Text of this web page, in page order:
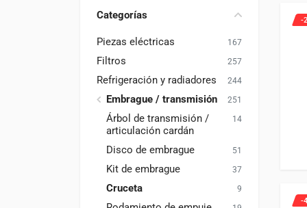
Categorías
Piezas eléctricas 167
Filtros 257
Refrigeración y radiadores 244
Embrague / transmisión 251
Árbol de transmisión /
articulación cardán
14
Disco de embrague 51
Kit de embrague 37
Cruceta 9
-
-